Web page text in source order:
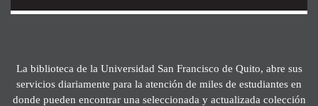
La biblioteca de la Universidad San Francisco de Quito, abre sus
servicios diariamente para la atención de miles de estudiantes en
donde pueden encontrar una seleccionada y actualizada colección